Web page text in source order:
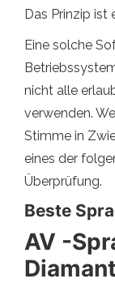
Das Prinzip ist
Eine solche
nicht alle
verwenden.
Stimme in
eines der
Überprüfung.
Beste
AV -
Diamant